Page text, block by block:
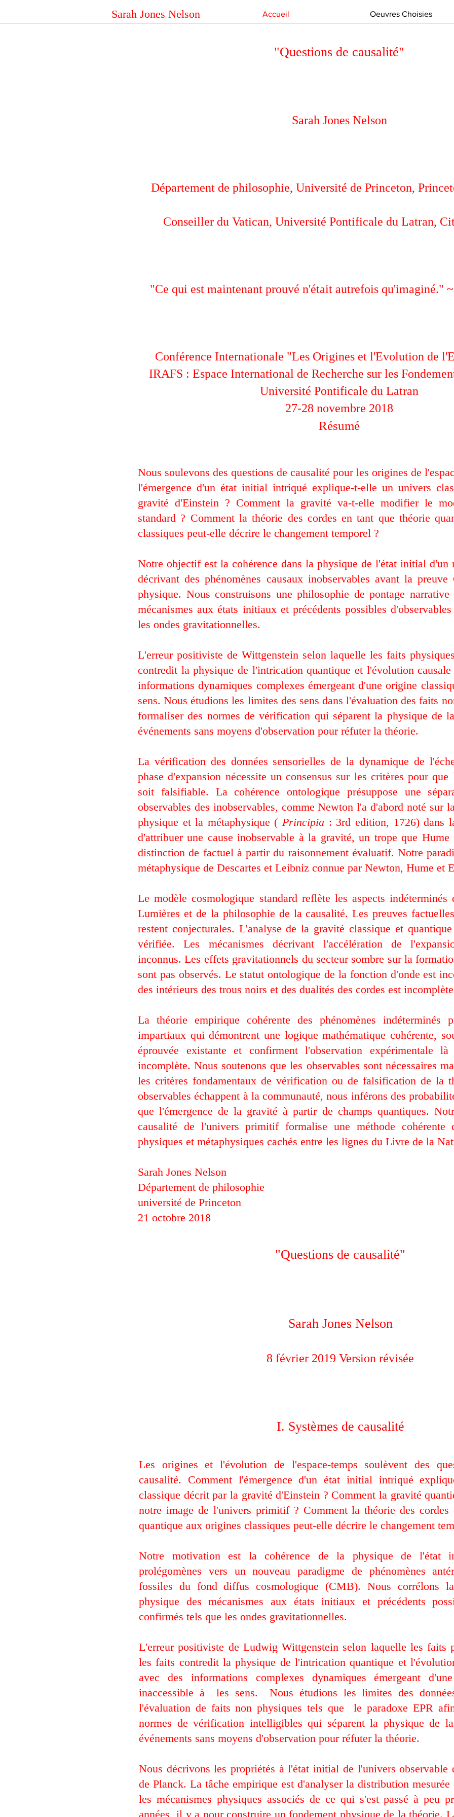
Accueil Oeuvres Choisies
Sarah Jones Nelson
"Questions de causalité"
Sarah Jones Nelson
Département de philosophie, Université de Princeton,
Conseiller du Vatican, Université Pontificale du Latran,
"Ce qui est maintenant prouvé n'était autrefois qu'imaginé."
Conférence Internationale "Les Origines et l'Evolution de
IRAFS : Espace International de Recherche sur les
Université Pontificale du Latran
27-28 novembre 2018
Résumé
Nous soulevons des questions de causalité pour les origines de
l'émergence d'un état initial intriqué explique-t-elle un univers
gravité d'Einstein ? Comment la gravité va-t-elle modifier le
standard ? Comment la théorie des cordes en tant que théorie
classiques peut-elle décrire le changement temporel ?
Notre objectif est la cohérence dans la physique de l'état initial d'un
décrivant des phénomènes causaux inobservables avant la
physique. Nous construisons une philosophie de pontage
mécanismes aux états initiaux et précédents possibles
les ondes gravitationnelles.
L'erreur positiviste de Wittgenstein selon laquelle les faits
contredit la physique de l'intrication quantique et l'évolution causale
informations dynamiques complexes émergeant d'une origine
sens. Nous étudions les limites des sens dans l'évaluation des faits
formaliser des normes de vérification qui séparent la physique de
événements sans moyens d'observation pour réfuter la théorie.
La vérification des données sensorielles de la dynamique de
phase d'expansion nécessite un consensus sur les critères pour
soit falsifiable. La cohérence ontologique présuppose une
observables des inobservables, comme Newton l'a d'abord noté sur
physique et la métaphysique (Principia : 3rd edition, 1726) dans
d'attribuer une cause inobservable à la gravité, un trope que
distinction de factuel à partir du raisonnement évaluatif. Notre
métaphysique de Descartes et Leibniz connue par Newton, Hume et
Le modèle cosmologique standard reflète les aspects
Lumières et de la philosophie de la causalité. Les preuves
restent conjecturales. L'analyse de la gravité classique et
vérifiée. Les mécanismes décrivant l'accélération de
inconnus. Les effets gravitationnels du secteur sombre sur la
sont pas observés. Le statut ontologique de la fonction d'onde est
des intérieurs des trous noirs et des dualités des cordes est
La théorie empirique cohérente des phénomènes indéterminés
impartiaux qui démontrent une logique mathématique cohérente,
éprouvée existante et confirment l'observation expérimentale
incomplète. Nous soutenons que les observables sont nécessaires
les critères fondamentaux de vérification ou de falsification de la
observables échappent à la communauté, nous inférons des
que l'émergence de la gravité à partir de champs quantiques.
causalité de l'univers primitif formalise une méthode cohérente
physiques et métaphysiques cachés entre les lignes du Livre de la
Sarah Jones Nelson
Département de philosophie
université de Princeton
21 octobre 2018
"Questions de causalité"
Sarah Jones Nelson
8 février 2019 Version révisée
I. Systèmes de causalité
Les origines et l'évolution de l'espace-temps soulèvent des
causalité. Comment l'émergence d'un état initial intriqué
classique décrit par la gravité d'Einstein ? Comment la gravité
notre image de l'univers primitif ? Comment la théorie des cordes
quantique aux origines classiques peut-elle décrire le changement
Notre motivation est la cohérence de la physique de l'état
prolégomènes vers un nouveau paradigme de phénomènes
fossiles du fond diffus cosmologique (CMB). Nous corrélons
physique des mécanismes aux états initiaux et précédents
confirmés tels que les ondes gravitationnelles.
L'erreur positiviste de Ludwig Wittgenstein selon laquelle les faits
les faits contredit la physique de l'intrication quantique et
avec des informations complexes dynamiques émergeant
inaccessible à
les sens.
Nous étudions les limites des
l'évaluation de faits non physiques tels que
le paradoxe EPR
normes de vérification intelligibles qui séparent la physique de
événements sans moyens d'observation pour réfuter la théorie.
Nous décrivons les propriétés à l'état initial de l'univers observable
de Planck. La tâche empirique est d'analyser la distribution mesurée
les mécanismes physiques associés de ce qui s'est passé à peu
années il y a pour construire un fondement physique de la théorie.